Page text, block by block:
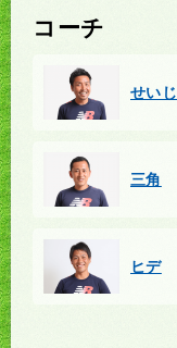
コーチ
せいじ
三角
ヒデ